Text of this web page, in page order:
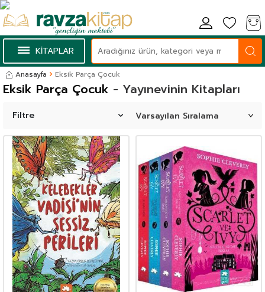
KİTAPLAR
Anasayfa Eksik Parça Çocuk
- Yayınevinin Kitapları
Eksik Parça Çocuk
Filtre